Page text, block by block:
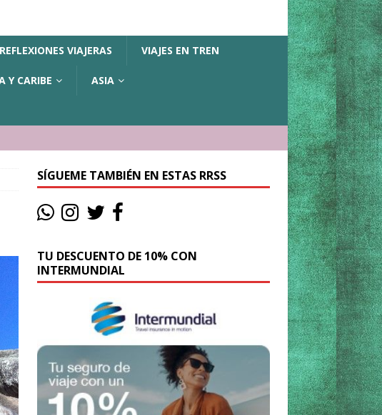
REFLEXIONES VIAJERAS VIAJES EN TREN
Y CARIBE ASIA
SÍGUEME TAMBIÉN EN ESTAS RRSS
TU DESCUENTO DE 10% CON
INTERMUNDIAL